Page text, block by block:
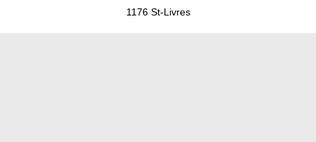
1176 St-Livres